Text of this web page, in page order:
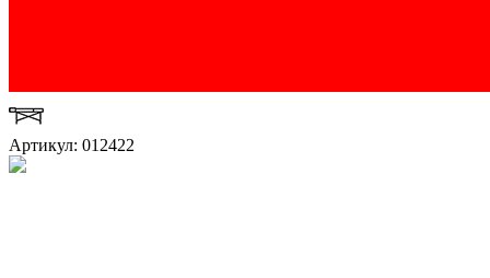
Артикул: 012422